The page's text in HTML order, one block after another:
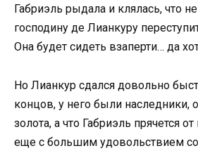
Габриэль рыдала и клялась, что
господину де Лианкуру
Она будет сидеть взаперти… да
Но Лианкур сдался довольно
концов, у него были наследники,
золота, а что Габриэль прячется
еще с большим удовольствием